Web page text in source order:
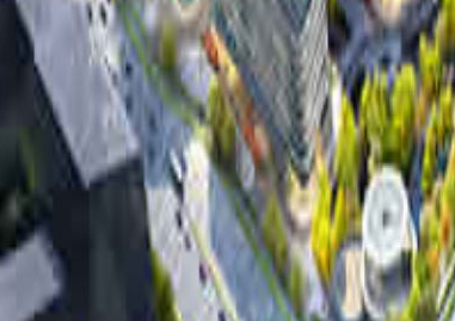
十里
浙江省·绍兴市 台量：275台 落成时间：2024年